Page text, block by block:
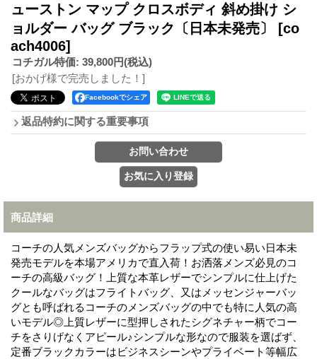
ューストン マップ クロスボディ 斜め掛け シ
ョルダー バッグ ブラック〔日本未発売〕 [co
ach4006]
コチガル特価: 39,800円(税込)
[おかげ様で完売しました！]
Facebookでシェア
返品特約に関する重要事項
商品詳細
コーチの人気メンズバッグからフラップ式の使い易い日本未
発売モデルを本場アメリカで直入荷！お洒落メンズ必見のコ
ーチの高級バッグ！上質な本革レザーでシンプルに仕上げた
クールなバッグはフライトバッグ、又はメッセンジャーバッ
グとも呼ばれるコーチのメンズバッグの中でも特に人気の高
いモデル◎上質レザーに型押しされたシグネチャー柄でコー
チをさりげなくアピール♪シンプルな形なので服装を選ばず、
定番ブラックカラーはビジネスシーンやプライベート等幅広